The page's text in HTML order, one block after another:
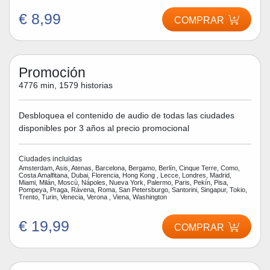
€ 8,99 COMPRAR
Promoción
4776 min, 1579 historias
Desbloquea el contenido de audio de todas las ciudades
disponibles por 3 años al precio promocional
Ciudades incluidas
Amsterdam, Asis, Atenas, Barcelona, Bergamo, Berlín, Cinque Terre, Como,
Costa Amalfitana, Dubai, Florencia, Hong Kong , Lecce, Londres, Madrid,
Miami, Milán, Moscù, Nápoles, Nueva York, Palermo, Paris, Pekín, Pisa,
Pompeya, Praga, Rávena, Roma, San Petersburgo, Santorini, Singapur, Tokio,
Trento, Turin, Venecia, Verona , Viena, Washington
€ 19,99 COMPRAR